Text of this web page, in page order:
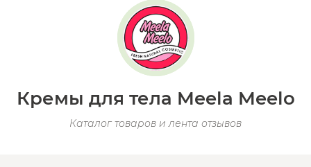
Кремы для тела Meela Meelo
Каталог товаров и лента отзывов